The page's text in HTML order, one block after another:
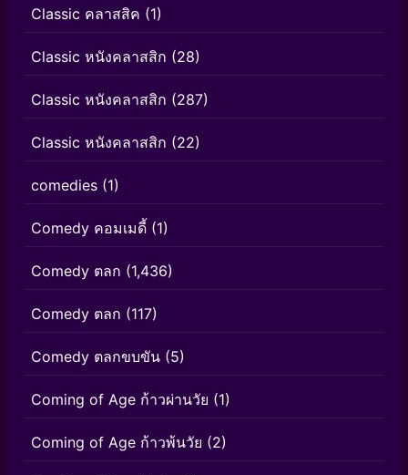
Classic คลาสสิค (1)
Classic หนังคลาสสิก (28)
Classic หนังคลาสสิก (287)
Classic หนังคลาสสิก (22)
comedies (1)
Comedy คอมเมดี้ (1)
Comedy ตลก (1,436)
Comedy ตลก (117)
Comedy ตลกขบขัน (5)
Coming of Age ก้าวผ่านวัย (1)
Coming of Age ก้าวพ้นวัย (2)